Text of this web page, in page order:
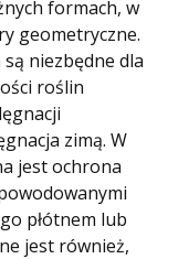
formach, w
geometryczne.
niezbędne dla
roślin
zimą. W
jest ochrona
płótnem lub
jest również,